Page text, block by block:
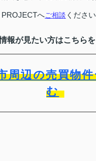
PROJECTへご相談 ください
報が見たい方はこちら
周辺の売買物
む